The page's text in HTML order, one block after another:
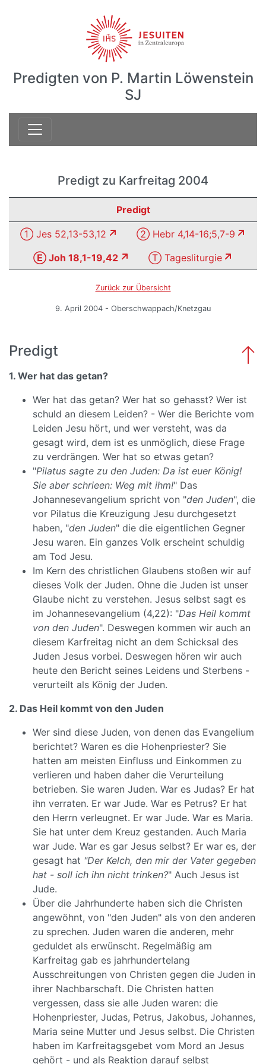
Predigten von P. Martin Löwenstein
SJ
Predigt zu Karfreitag 2004
Predigt
① Jes 52,13-53,12
② Hebr 4,14-16;5,7-9
Ⓔ Joh 18,1-19,42
Ⓣ Tagesliturgie
Zurück zur Übersicht
9. April 2004 - Oberschwappach/Knetzgau
Predigt
1. Wer hat das getan?
Wer hat das getan? Wer hat so gehasst? Wer ist
schuld an diesem Leiden? - Wer die Berichte vom
Leiden Jesu hört, und wer versteht, was da
gesagt wird, dem ist es unmöglich, diese Frage
zu verdrängen. Wer hat so etwas getan?
"Pilatus sagte zu den Juden: Da ist euer König!
Sie aber schrieen: Weg mit ihm!" Das
Johannesevangelium spricht von "den Juden", die
vor Pilatus die Kreuzigung Jesu durchgesetzt
haben, "den Juden" die die eigentlichen Gegner
Jesu waren. Ein ganzes Volk erscheint schuldig
am Tod Jesu.
Im Kern des christlichen Glaubens stoßen wir auf
dieses Volk der Juden. Ohne die Juden ist unser
Glaube nicht zu verstehen. Jesus selbst sagt es
im Johannesevangelium (4,22): "Das Heil kommt
von den Juden". Deswegen kommen wir auch an
diesem Karfreitag nicht an dem Schicksal des
Juden Jesus vorbei. Deswegen hören wir auch
heute den Bericht seines Leidens und Sterbens -
verurteilt als König der Juden.
2. Das Heil kommt von den Juden
Wer sind diese Juden, von denen das Evangelium
berichtet? Waren es die Hohenpriester? Sie
hatten am meisten Einfluss und Einkommen zu
verlieren und haben daher die Verurteilung
betrieben. Sie waren Juden. War es Judas? Er hat
ihn verraten. Er war Jude. War es Petrus? Er hat
den Herrn verleugnet. Er war Jude. War es Maria.
Sie hat unter dem Kreuz gestanden. Auch Maria
war Jude. War es gar Jesus selbst? Er war es, der
gesagt hat "Der Kelch, den mir der Vater gegeben
hat - soll ich ihn nicht trinken?" Auch Jesus ist
Jude.
Über die Jahrhunderte haben sich die Christen
angewöhnt, von "den Juden" als von den anderen
zu sprechen. Juden waren die anderen, mehr
geduldet als erwünscht. Regelmäßig am
Karfreitag gab es jahrhundertelang
Ausschreitungen von Christen gegen die Juden in
ihrer Nachbarschaft. Die Christen hatten
vergessen, dass sie alle Juden waren: die
Hohenpriester, Judas, Petrus, Jakobus, Johannes,
Maria seine Mutter und Jesus selbst. Die Christen
haben im Karfreitagsgebet vom Mord an Jesus
gehört - und als Reaktion darauf selbst